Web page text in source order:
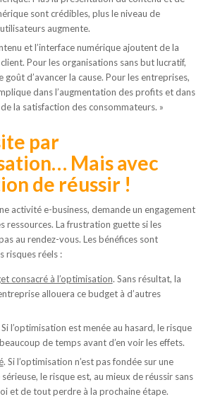
sont crédibles, plus le niveau de
augmente.
et l’interface numérique ajoutent de la
Pour les organisations sans but lucratif,
goût d’avancer la cause. Pour les entreprises,
dans l’augmentation des profits et dans
la satisfaction des consommateurs. »
par
Mais avec
de réussir !
activité e-business, demande un engagement
ressources. La frustration guette si les
au rendez-vous. Les bénéfices sont
risques réels :
consacré à l’optimisation. Sans résultat, la
allouera ce budget à d’autres
Si l’optimisation est menée au hasard, le risque
de temps avant d’en voir les effets.
. Si l’optimisation n’est pas fondée sur une
le risque est, au mieux de réussir sans
et de tout perdre à la prochaine étape.